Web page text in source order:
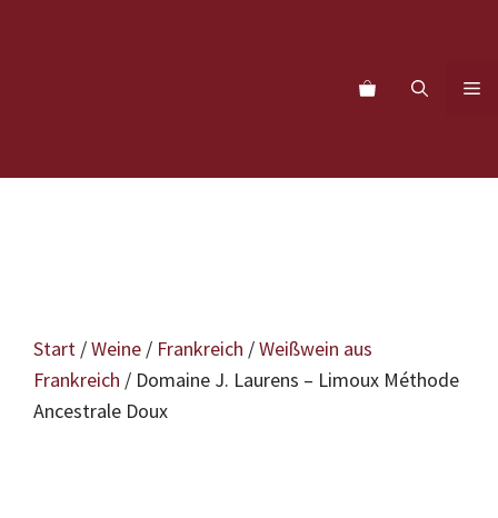
Start /Weine / Frankreich /Weißwein aus
Frankreich / Domaine J. Laurens – Limoux Méthode
Ancestrale Doux